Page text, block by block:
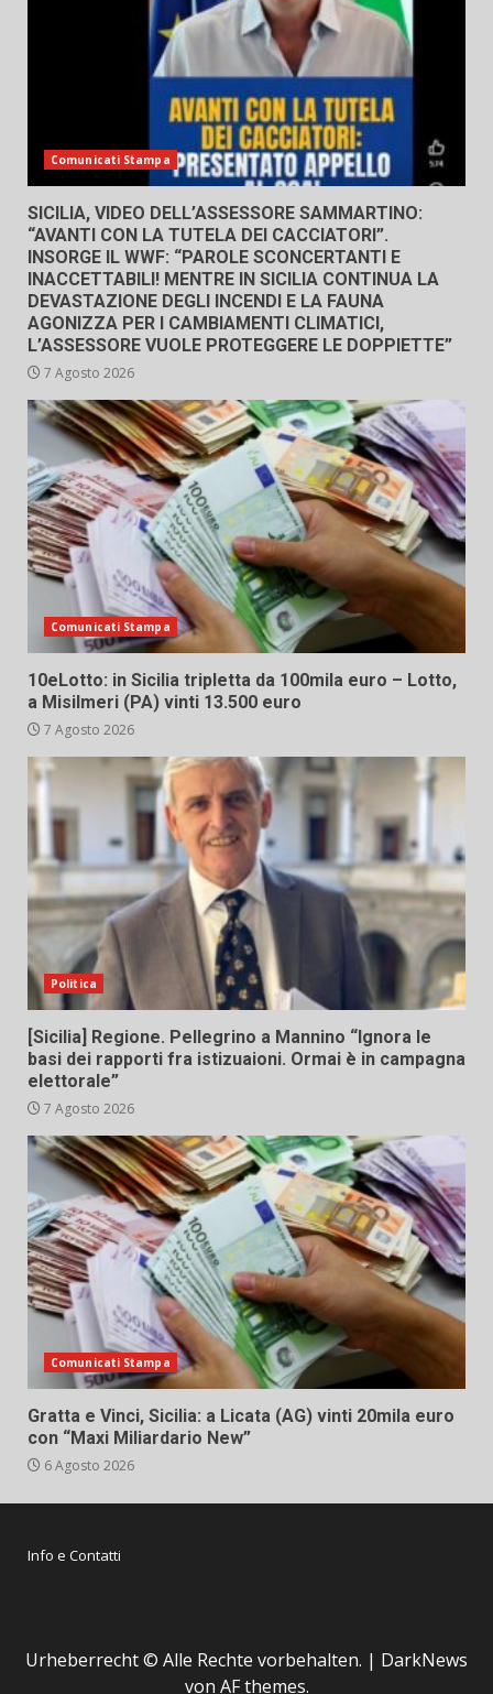
Comunicati Stampa
SICILIA, VIDEO DELL’ASSESSORE SAMMARTINO:
“AVANTI CON LA TUTELA DEI CACCIATORI”.
INSORGE IL WWF: “PAROLE SCONCERTANTI E
INACCETTABILI! MENTRE IN SICILIA CONTINUA LA
DEVASTAZIONE DEGLI INCENDI E LA FAUNA
AGONIZZA PER I CAMBIAMENTI CLIMATICI,
L’ASSESSORE VUOLE PROTEGGERE LE DOPPIETTE”
7 Agosto 2026
Comunicati Stampa
10eLotto: in Sicilia tripletta da 100mila euro – Lotto,
a Misilmeri (PA) vinti 13.500 euro
7 Agosto 2026
Politica
[Sicilia] Regione. Pellegrino a Mannino “Ignora le
basi dei rapporti fra istizuaioni. Ormai è in campagna
elettorale”
7 Agosto 2026
Comunicati Stampa
Gratta e Vinci, Sicilia: a Licata (AG) vinti 20mila euro
con “Maxi Miliardario New”
6 Agosto 2026
Info e Contatti
Urheberrecht © Alle Rechte vorbehalten. | DarkNews
von AF themes.